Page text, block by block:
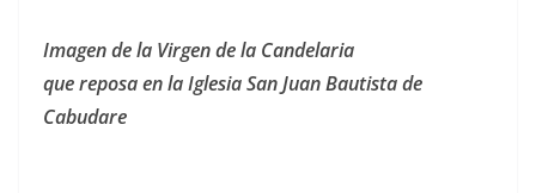
Ima­gen de la Vir­gen de la Candelaria
que reposa en la Igle­sia San Juan Bautista de
Cabudare